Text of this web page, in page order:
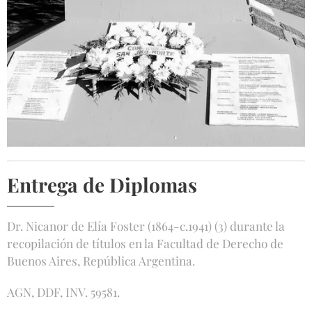
Entrega de Diplomas
Dr. Nicanor de Elía Foster (1864-c.1941) (3) durante la
recopilación de títulos en la Facultad de Derecho de
Buenos Aires, República Argentina.
AGN, DDF, INV. 59581.